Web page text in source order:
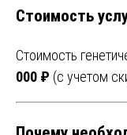
Стоимость
Стоимость
000 ₽ (с учетом